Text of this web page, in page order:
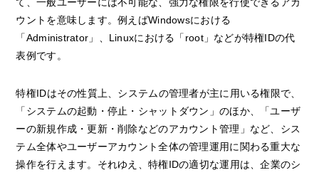
ウントを意味します。例えばWindowsにおける
「Administrator」、Linuxにおける「root」などが特権IDの代
表例です。
特権IDはその性質上、システムの管理者が主に用いる権限で、
「システムの起動・停止・シャットダウン」のほか、「ユーザ
ーの新規作成・更新・削除などのアカウント管理」など、シス
テム全体やユーザーアカウント全体の管理運用に関わる重大な
操作を行えます。それゆえ、特権IDの適切な運用は、企業のシ